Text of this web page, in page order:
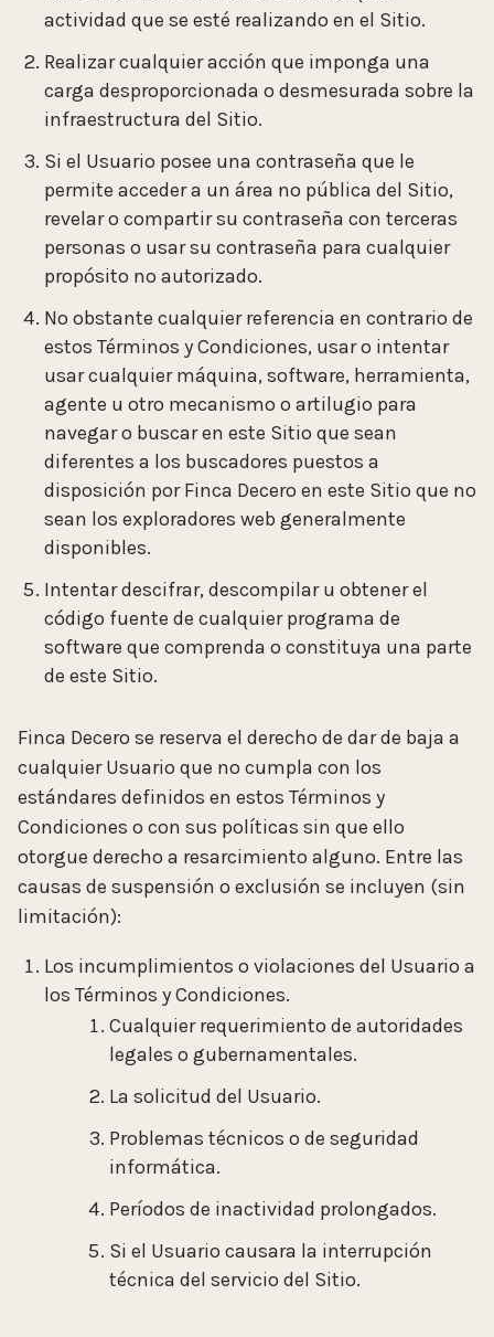
actividad que se esté realizando en el Sitio.
Realizar cualquier acción que imponga una
carga desproporcionada o desmesurada sobre la
infraestructura del Sitio.
Si el Usuario posee una contraseña que le
permite acceder a un área no pública del Sitio,
revelar o compartir su contraseña con terceras
personas o usar su contraseña para cualquier
propósito no autorizado.
No obstante cualquier referencia en contrario de
estos Términos y Condiciones, usar o intentar
usar cualquier máquina, software, herramienta,
agente u otro mecanismo o artilugio para
navegar o buscar en este Sitio que sean
diferentes a los buscadores puestos a
disposición por Finca Decero en este Sitio que no
sean los exploradores web generalmente
disponibles.
Intentar descifrar, descompilar u obtener el
código fuente de cualquier programa de
software que comprenda o constituya una parte
de este Sitio.
Finca Decero se reserva el derecho de dar de baja a
cualquier Usuario que no cumpla con los
estándares definidos en estos Términos y
Condiciones o con sus políticas sin que ello
otorgue derecho a resarcimiento alguno. Entre las
causas de suspensión o exclusión se incluyen (sin
limitación):
Los incumplimientos o violaciones del Usuario a
los Términos y Condiciones.
Cualquier requerimiento de autoridades
legales o gubernamentales.
La solicitud del Usuario.
Problemas técnicos o de seguridad
informática.
Períodos de inactividad prolongados.
Si el Usuario causara la interrupción
técnica del servicio del Sitio.